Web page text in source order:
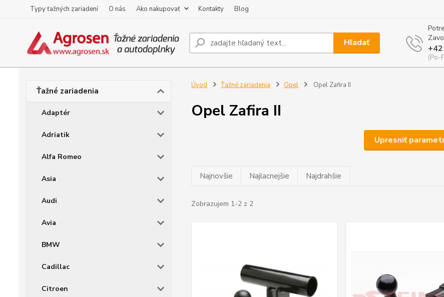
Typy ťažných zariadení O nás Ako nakupovať Kontakty Blog
Hľadať
(Po-
Ťažné zariadenia
Adaptér
Adriatik
Alfa Romeo
Asia
Audi
Avia
BMW
Cadillac
Citroen
Úvod Ťažné zariadenia Opel Opel Zafira II
Opel Zafira II
Upresniť
Najnovšie Najlacnejšie Najdrahšie
Zobrazujem 1-2 z 2